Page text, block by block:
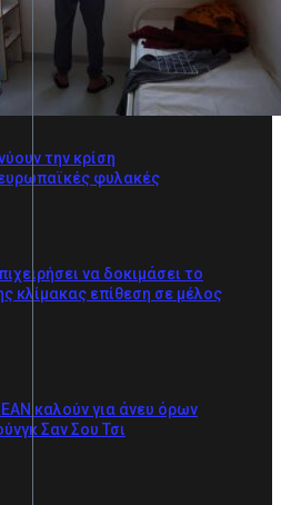
την κρίση
φυλακές
να δοκιμάσει το
κλίμακας επίθεση σε μέλος
καλούν για άνευ όρων
Σαν Σου Τσι